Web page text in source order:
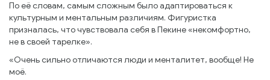
По её словам, самым сложным было адаптироваться к
культурным и ментальным различиям. Фигуристка
призналась, что чувствовала себя в Пекине «некомфортно,
не в своей тарелке».
«Очень сильно отличаются люди и менталитет, вообще! Не
моё.